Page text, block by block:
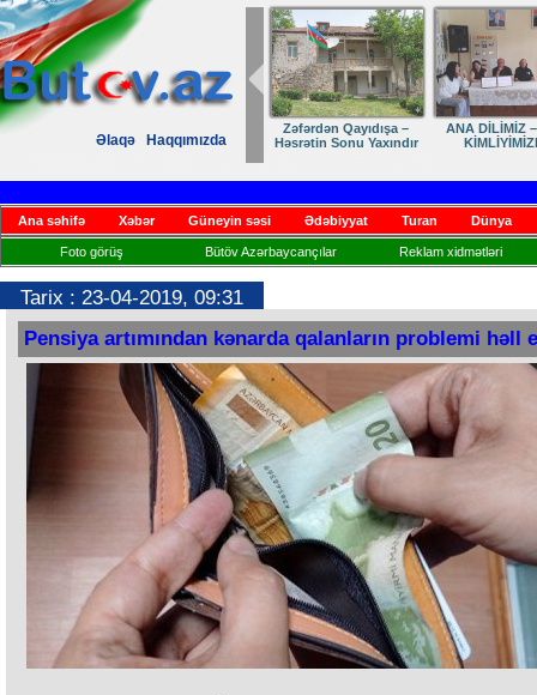
Əlaqə Haqqımızda
– MİLLİ
Dostumuza sürpriz
yubiley təbriki
Elmanın öz
Ana səhifə Xəbər Güneyin səsi Ədəbiyyat Turan Dünya
Foto görüş Bütöv Azərbaycançılar Reklam xidmətləri
Tarix : 23-04-2019, 09:31
Pensiya artımından kənarda qalanların problemi həll